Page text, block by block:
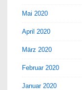
Mai 2020
April 2020
März 2020
Februar 2020
Januar 2020